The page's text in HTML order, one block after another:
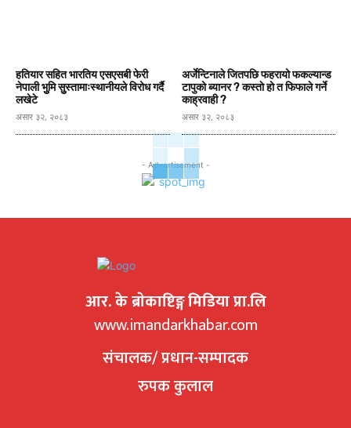
हतियार सहित भारतिय एसएसबी फेरी
नेपाली भुुमि सुुस्तामाःस्थानीयले विरोध गर्दै
लखेटे
असार ३२, २०८३
अर्जेन्टिनाले जितपछि फहरायो फकल्यान्ड
टापुको ब्यानर ? कस्ताे हाे त फिफाले गर्ने
काह्रवाही ?
असार ३२, २०८३
- Advertisement -
आर. के ब्राेकाष्टिङ्ग मिडिया प्रा.लि
www.imandarkhabar.com
संचालक/ प्रधान-सम्पादक
रुपक कुलाल